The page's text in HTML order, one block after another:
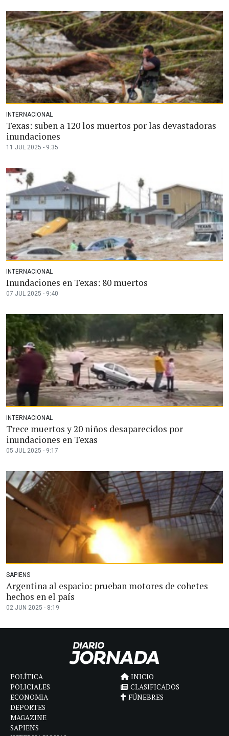
INTERNACIONAL
Texas: suben a 120 los muertos por las devastadoras
inundaciones
11 JUL 2025 - 9:35
INTERNACIONAL
Inundaciones en Texas: 80 muertos
07 JUL 2025 - 9:40
INTERNACIONAL
Trece muertos y 20 niños desaparecidos por
inundaciones en Texas
05 JUL 2025 - 9:17
SAPIENS
Argentina al espacio: prueban motores de cohetes
hechos en el país
02 JUN 2025 - 8:19
POLÍTICA
POLICIALES
ECONOMIA
DEPORTES
MAGAZINE
SAPIENS
INICIO
CLASIFICADOS
FÚNEBRES